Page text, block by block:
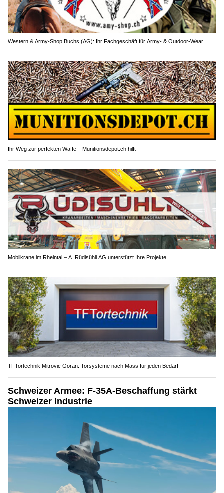
Western & Army-Shop Buchs (AG): Ihr Fachgeschäft für Army- & Outdoor-Wear
Ihr Weg zur perfekten Waffe – Munitionsdepot.ch hilft
Mobilkrane im Rheintal – A. Rüdisühli AG unterstützt Ihre Projekte
TFTortechnik Mitrovic Goran: Torsysteme nach Mass für jeden Bedarf
Schweizer Armee: F-35A-Beschaffung stärkt
Schweizer Industrie